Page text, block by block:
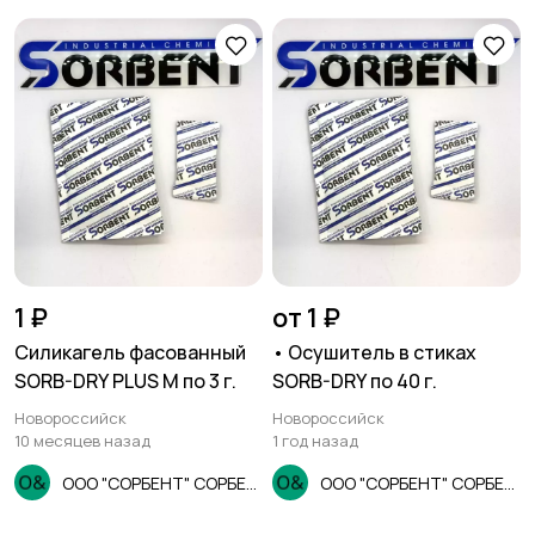
1 ₽
Силикагель фасованный
SORB-DRY PLUS M по 3 г.
Новороссийск
10 месяцев назад
от 1 ₽
• Осушитель в стиках
SORB-DRY по 40 г.
Новороссийск
1 год назад